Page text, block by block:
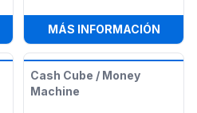
CASTILLO ESCUELA Y AUTOBÚS
MÁS INFORMACIÓN:
Cash Cube / Money
Machine